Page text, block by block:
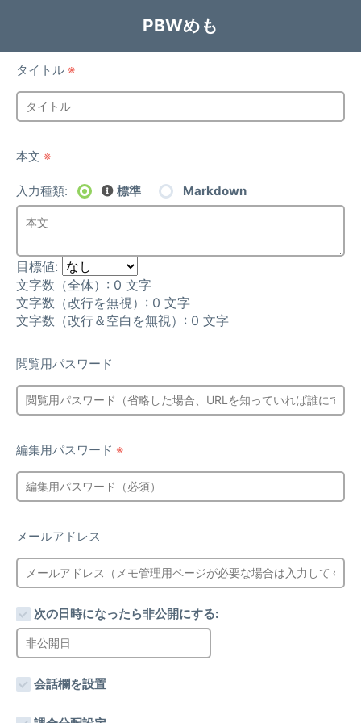
PBWめも
タイトル ※
本文 ※
入力種類: 標準 Markdown
目標値:
文字数（全体）: 0 文字
文字数（改行を無視）: 0 文字
文字数（改行＆空白を無視）: 0 文字
閲覧用パスワード
編集用パスワード ※
メールアドレス
次の日時になったら非公開にする:
会話欄を設置